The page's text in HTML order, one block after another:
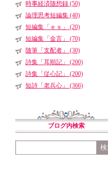
時事経済随想録 (50)
論理思考短編集 (40)
短編集「ｅｓ」 (20)
短編集「金言」 (70)
随筆「支配者」 (30)
詩集「耳順記」 (200)
詩集「従心記」 (200)
短詩「老兵心」 (366)
ブログ内検索